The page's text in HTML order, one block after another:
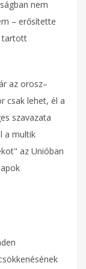
nem
– erősítette
tartott
az orosz–
csak lehet, él a
szavazata
a multik
az Unióban